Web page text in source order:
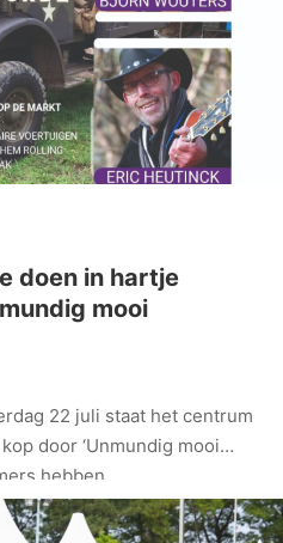
doen in hartje
mooi
22 juli staat het centrum
door ‘Unmundig mooi
hebben…